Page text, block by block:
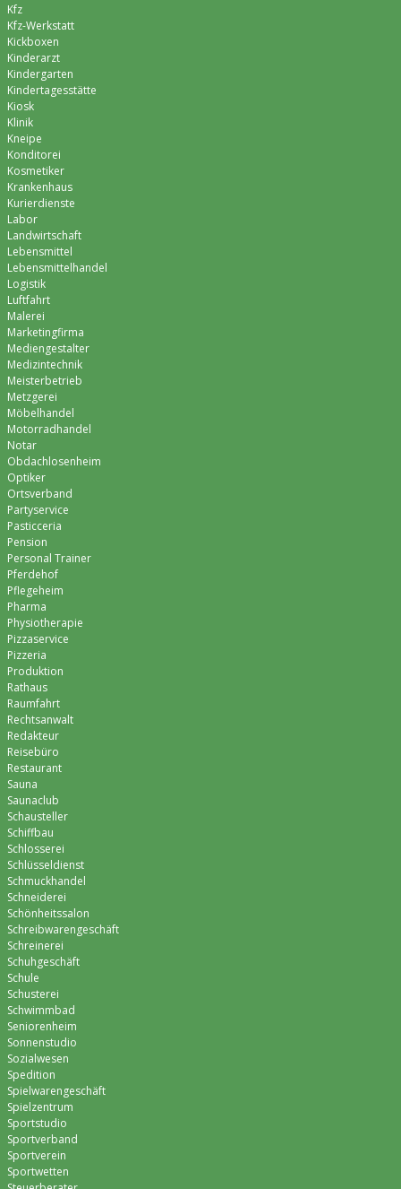
Kfz
Kfz-Werkstatt
Kickboxen
Kinderarzt
Kindergarten
Kindertagesstätte
Kiosk
Klinik
Kneipe
Konditorei
Kosmetiker
Krankenhaus
Kurierdienste
Labor
Landwirtschaft
Lebensmittel
Lebensmittelhandel
Logistik
Luftfahrt
Malerei
Marketingfirma
Mediengestalter
Medizintechnik
Meisterbetrieb
Metzgerei
Möbelhandel
Motorradhandel
Notar
Obdachlosenheim
Optiker
Ortsverband
Partyservice
Pasticceria
Pension
Personal Trainer
Pferdehof
Pflegeheim
Pharma
Physiotherapie
Pizzaservice
Pizzeria
Produktion
Rathaus
Raumfahrt
Rechtsanwalt
Redakteur
Reisebüro
Restaurant
Sauna
Saunaclub
Schausteller
Schiffbau
Schlosserei
Schlüsseldienst
Schmuckhandel
Schneiderei
Schönheitssalon
Schreibwarengeschäft
Schreinerei
Schuhgeschäft
Schule
Schusterei
Schwimmbad
Seniorenheim
Sonnenstudio
Sozialwesen
Spedition
Spielwarengeschäft
Spielzentrum
Sportstudio
Sportverband
Sportverein
Sportwetten